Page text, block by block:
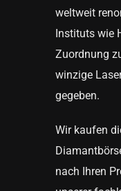
weltweit
Instituts wie
Zuordnung
winzige
gegeben.
Wir kaufen
nach Ihren